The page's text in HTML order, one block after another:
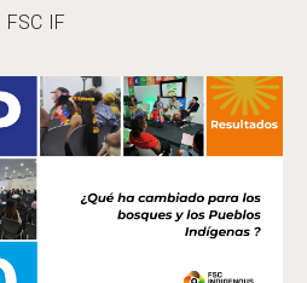
FSC IF